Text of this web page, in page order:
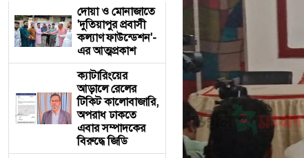
দোয়া ও মোনাজাতে
'দুতিয়াপুর প্রবাসী
কল্যাণ ফাউন্ডেশন'-
এর আত্মপ্রকাশ
ক্যাটারিংয়ের
আড়ালে রেলের
টিকিট কালোবাজারি,
অপরাধ ঢাকতে
এবার সম্পাদকের
বিরুদ্ধে জিডি